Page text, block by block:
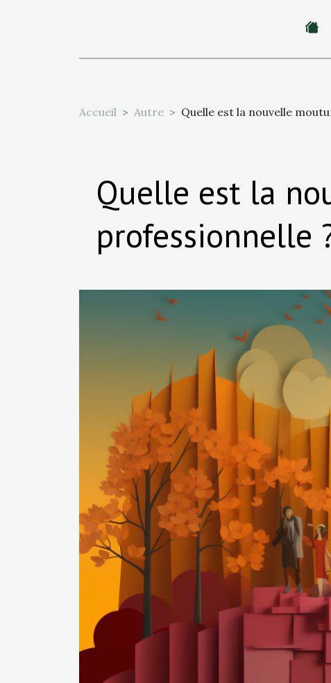
Accueil Autre Quelle est la nouvelle
Quelle est la
professionnelle